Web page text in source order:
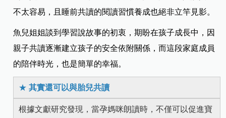
不太容易，且睡前共讀的閱讀習慣養成也絕非立竿見影。
魚兒姐姐談到學習說故事的初衷，期盼在孩子成長中，因
親子共讀逐漸建立孩子的安全依附關係，而這段家庭成員
的陪伴時光，也是簡單的幸福。
★其實還可以與胎兒共讀
根據文獻研究發現，當孕媽咪朗讀時，不僅可以促進寶